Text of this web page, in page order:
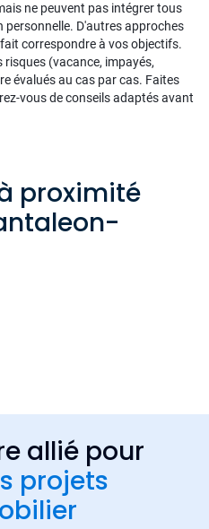
ne peuvent pas intégrer tous
personnelle. D'autres approches
correspondre à vos objectifs.
(vacance, impayés,
évalués au cas par cas. Faites
vous de conseils adaptés avant
proximité
allié pour
projets